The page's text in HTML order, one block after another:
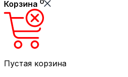
Корзина
Пустая корзина